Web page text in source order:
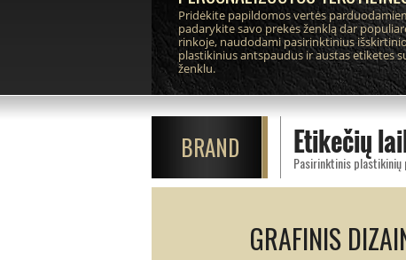
Pridėkite papildomos vertės
padarykite savo prekės ženklą dar
rinkoje, naudodami pasirinktinius
plastikinius antspaudus ir austas etiketes
ženklu.
BRAND Etikečių
GRAFINIS